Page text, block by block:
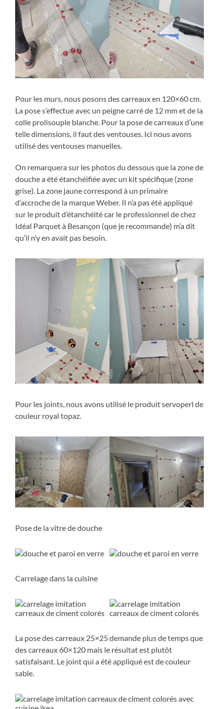
Pour les murs, nous posons des carreaux en 120×60 cm.
La pose s’effectue avec un peigne carré de 12 mm et de la
colle prolisouple blanche. Pour la pose de carreaux d’une
telle dimensions, il faut des ventouses. Ici nous avons
utilisé des ventouses manuelles.
On remarquera sur les photos du dessous que la zone de
douche a été étanchéifiée avec un kit spécifique (zone
grise). La zone jaune correspond à un primaire
d’accroche de la marque Weber. Il n’a pas été appliqué
sur le produit d’étanchéité car le professionnel de chez
Idéal Parquet à Besançon (que je recommande) m’a dit
qu’il n’y en avait pas besoin.
Pour les joints, nous avons utilisé le produit servoperl de
couleur royal topaz.
Pose de la vitre de douche
Carrelage dans la cuisine
La pose des carreaux 25×25 demande plus de temps que
des carreaux 60×120 mais le résultat est plutôt
satisfaisant. Le joint qui a été appliqué est de couleur
sable.